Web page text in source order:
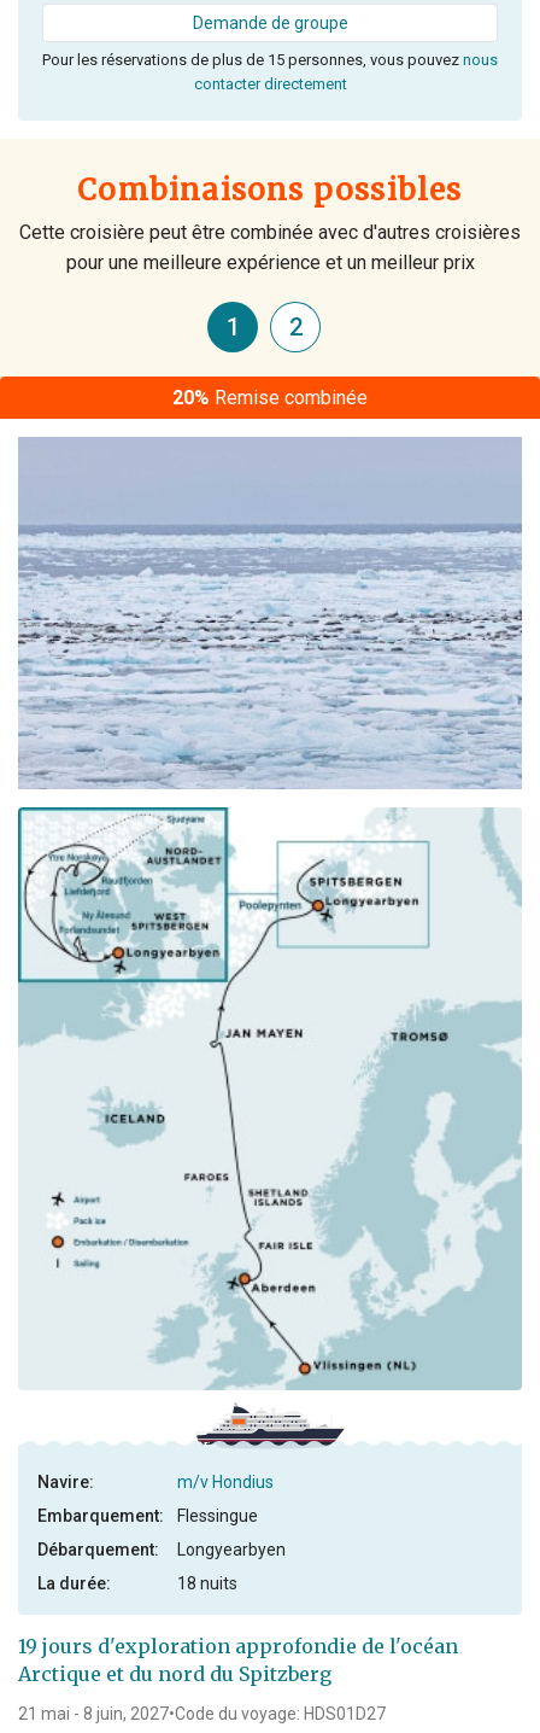
Demande de groupe
Pour les réservations de plus de 15 personnes, vous pouvez nous
contacter directement
Combinaisons possibles
Cette croisière peut être combinée avec d'autres croisières
pour une meilleure expérience et un meilleur prix
1 2
20% Remise combinée
19 jours d'exploration approfondie de l'océan
Arctique et du nord du Spitzberg
21 mai - 8 juin, 2027•Code du voyage: HDS01D27
Navire:
m/v Hondius
Embarquement:
Flessingue
Débarquement:
Longyearbyen
La durée:
18 nuits